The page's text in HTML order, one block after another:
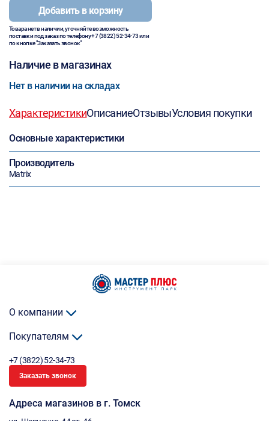
Добавить в корзину
Товара нет в наличии, уточняйте возможность
поставки под заказ по телефону+7 (3822) 52-34-73или
по кнопке "Заказать звонок"
Наличие в магазинах
Нет в наличии на складах
ХарактеристикиОписаниеОтзывыУсловия покупки
Основные характеристики
Производитель
Matrix
О компании
Покупателям
+7 (3822) 52-34-73
Заказать звонок
Адреса магазинов в г. Томск